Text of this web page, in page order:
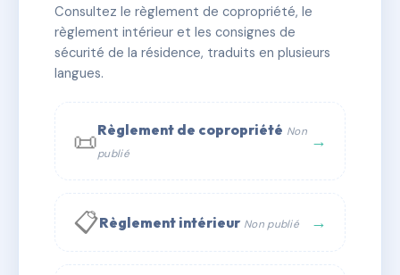
📍 30 r paul fort 75014 Paris
✓ Immatriculée 🏠 14 lots 🏗 1 bâtiment(s)
📞 Contacter Syndic Digital 💬 WhatsApp
✉ Email
Consultez le règlement de copropriété, le
règlement intérieur et les consignes de
sécurité de la résidence, traduits en plusieurs
langues.
📜Règlement de copropriété Non
publié
→
📋Règlement intérieur Non publié →